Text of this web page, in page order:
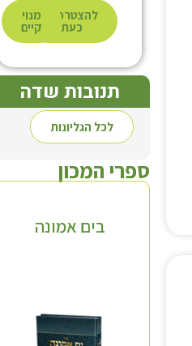
להצטרפות
כעת
מנוי
קיים
תנובות שדה
לכל הגליונות
ספרי המכון
בים אמונה